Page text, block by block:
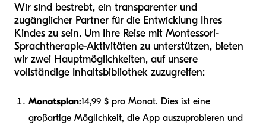
Wir sind bestrebt, ein transparenter und
zugänglicher Partner für die Entwicklung Ihres
Kindes zu sein. Um Ihre Reise mit Montessori-
Sprachtherapie-Aktivitäten zu unterstützen, bieten
wir zwei Hauptmöglichkeiten, auf unsere
vollständige Inhaltsbibliothek zuzugreifen:
Monatsplan:14,99 $ pro Monat. Dies ist eine
großartige Möglichkeit, die App auszuprobieren und